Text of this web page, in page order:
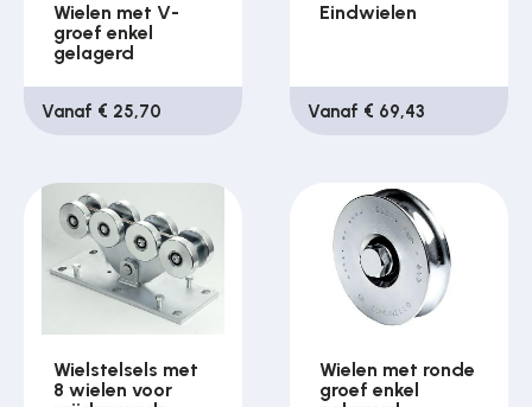
Wielen met V-
groef enkel
gelagerd
Vanaf € 25,70
Eindwielen
Vanaf € 69,43
Wielstelsels met
8 wielen voor
Wielen met ronde
groef enkel